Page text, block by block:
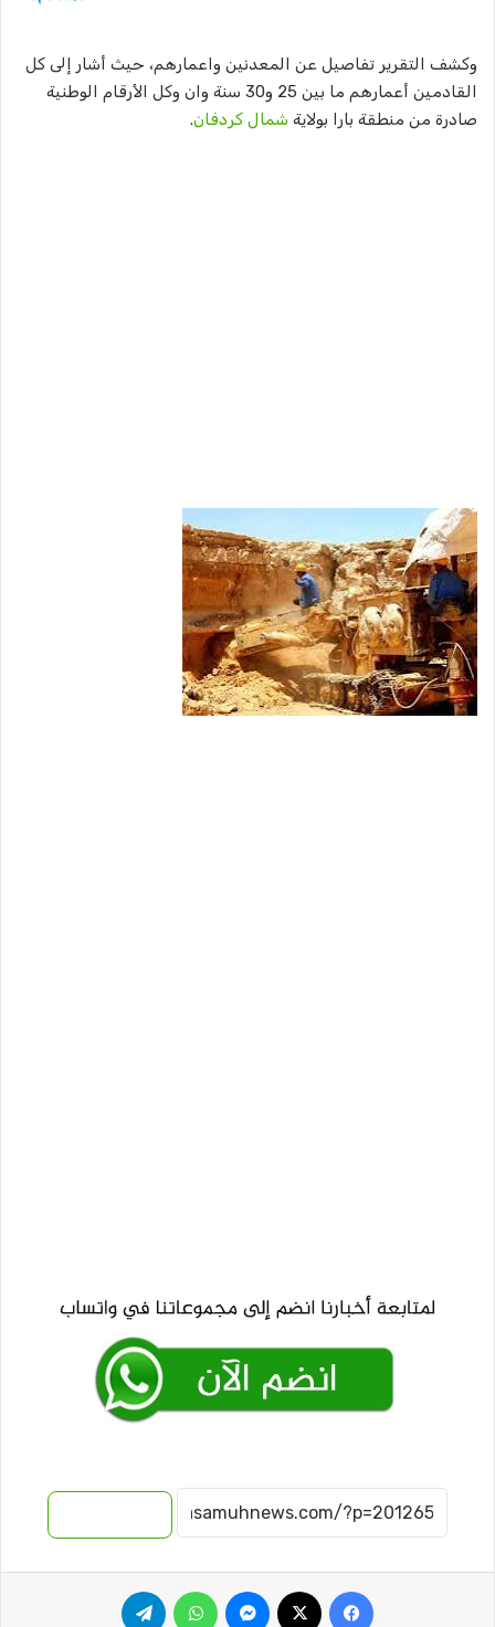
وكشف التقرير تفاصيل عن المعدنين واعمارهم، حيث أشار إلى كل
القادمين أعمارهم ما بين 25 و30 سنة وان وكل الأرقام الوطنية
صادرة من منطقة بارا بولاية شمال كردفان.
فيسبوك ماسنجر واتساب